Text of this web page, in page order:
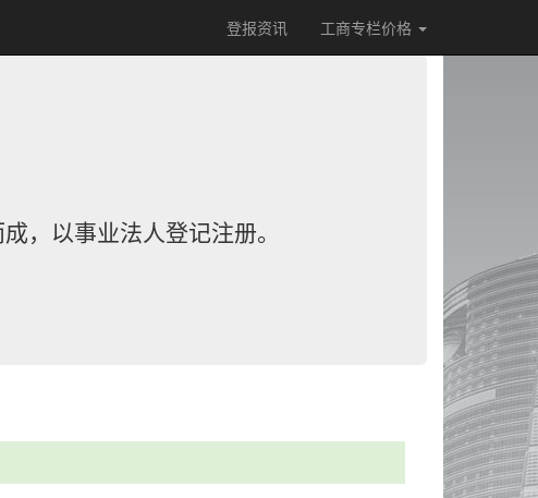
登报资讯 工商专栏价格
，以事业法人登记注册。